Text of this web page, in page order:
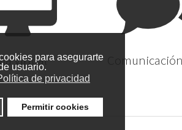
para asegurarte
usuario.
de privacidad
Permitir cookies
Virtual